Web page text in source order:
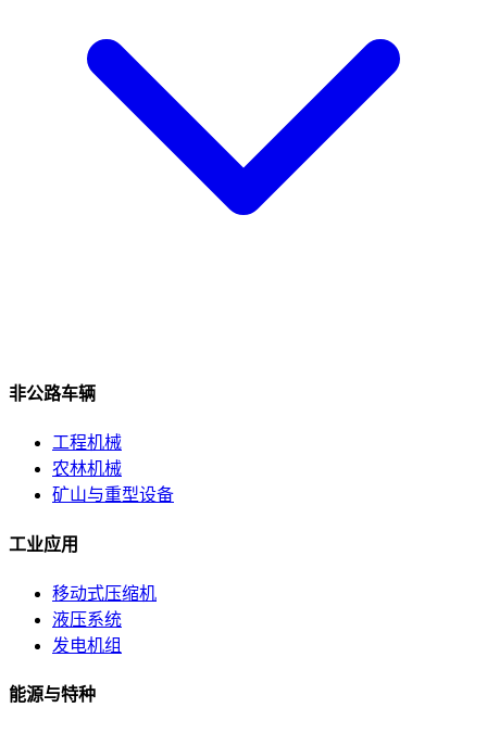
非公路车辆
工程机械
农林机械
矿山与重型设备
工业应用
移动式压缩机
液压系统
发电机组
能源与特种